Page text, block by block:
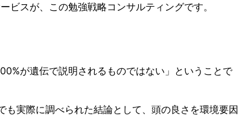
スが、この勉強戦略コンサルティングです。
が遺伝で説明されるものではない」ということで
も実際に調べられた結論として、頭の良さを環境要因